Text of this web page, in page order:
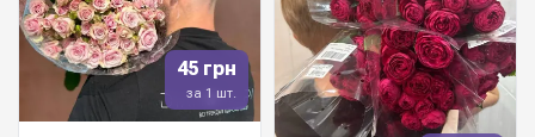
45 грн
за 1 шт.